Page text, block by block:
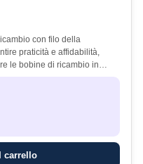
con filo della
praticità e affidabilità,
le bobine di ricambio in…
carrello